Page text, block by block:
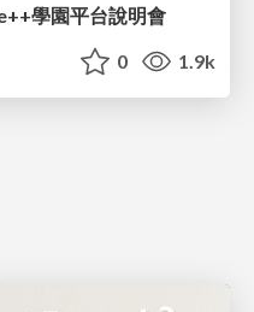
學園平台說明會
0 1.9k